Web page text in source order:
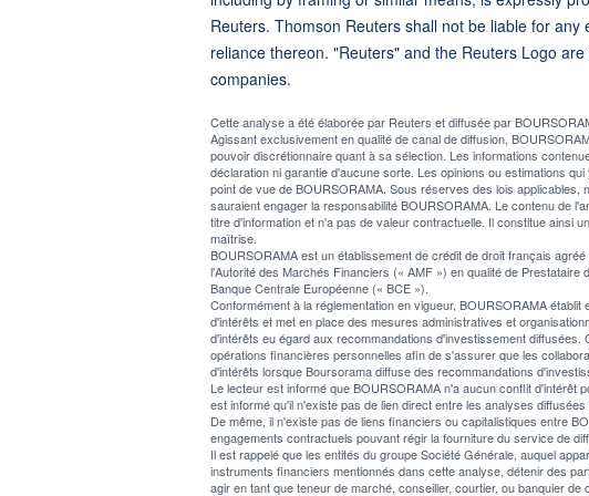
Reuters. Thomson Reuters shall not be liable for
reliance thereon. "Reuters" and the Reuters Logo
companies.
Cette analyse a été élaborée par Reuters et diffusée par
Agissant exclusivement en qualité de canal de diffusion,
pouvoir discrétionnaire quant à sa sélection. Les informations
déclaration ni garantie d'aucune sorte. Les opinions ou estimations
point de vue de BOURSORAMA. Sous réserves des lois
sauraient engager la responsabilité BOURSORAMA. Le contenu de
titre d'information et n'a pas de valeur contractuelle. Il constitue ainsi
maîtrise.
BOURSORAMA est un établissement de crédit de droit français
l'Autorité des Marchés Financiers (« AMF ») en qualité de
Banque Centrale Européenne (« BCE »).
Conformément à la réglementation en vigueur, BOURSORAMA
d'intérêts et met en place des mesures administratives et
d'intérêts eu égard aux recommandations d'investissement
opérations financières personnelles afin de s'assurer que les
d'intérêts lorsque Boursorama diffuse des recommandations
Le lecteur est informé que BOURSORAMA n'a aucun conflit
est informé qu'il n'existe pas de lien direct entre les analyses
De même, il n'existe pas de liens financiers ou capitalistiques entre
engagements contractuels pouvant régir la fourniture du service de
Il est rappelé que les entités du groupe Société Générale, auquel
instruments financiers mentionnés dans cette analyse, détenir des
agir en tant que teneur de marché, conseiller, courtier, ou banquier